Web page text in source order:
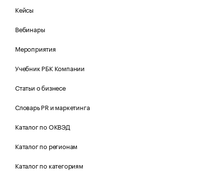
Кейсы
Вебинары
Мероприятия
Учебник РБК Компании
Статьи о бизнесе
Словарь PR и маркетинга
Каталог по ОКВЭД
Каталог по регионам
Каталог по категориям